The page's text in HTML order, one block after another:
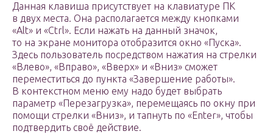
Данная клавиша присутствует на клавиатуре ПК
в двух места. Она располагается между кнопками
«Alt» и «Ctrl». Если нажать на данный значок,
то на экране монитора отобразится окно «Пуска».
Здесь пользователь посредством нажатия на стрелки
«Влево», «Вправо», «Вверх» и «Вниз» сможет
переместиться до пункта «Завершение работы».
В контекстном меню ему надо будет выбрать
параметр «Перезагрузка», перемещаясь по окну при
помощи стрелки «Вниз», и тапнуть по «Enter», чтобы
подтвердить своё действие.